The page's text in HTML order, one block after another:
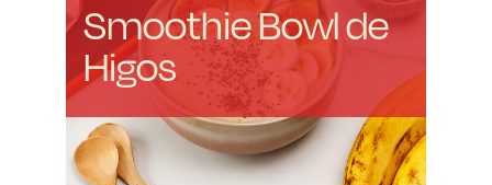
Smoothie Bowl de
Higos